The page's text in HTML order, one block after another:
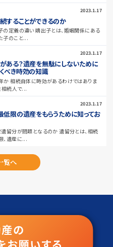
することができるのか
の定義の違い 嫡出子とは、婚姻関係にある
子のこと...
2023.1.17
ある？遺産を無駄にしないために
べき時効の知識
か 相続自体に時効があるわけではありま
相続人で...
2023.1.17
低限の遺産をもらうために知ってお
遺留分が問題となるのか 遺留分とは、相続
、遺産に...
2023.1.17
覧へ